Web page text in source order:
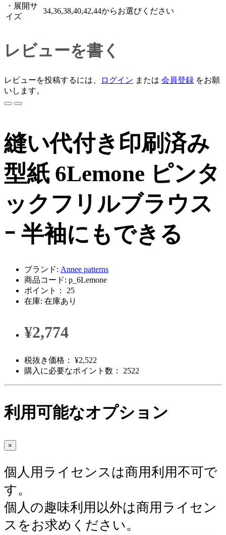
・展開サ
イズ
34,36,38,40,42,44からお選びください
レビューを書く
レビューを投稿するには、 ログイン または 会員登録 をお願
いします。
縫い代付き印刷済み
型紙 6Lemone ピンタ
ックフリルブラウス
ｰ 半袖にもできる
ブランド: Annee patterns
商品コード: p_6Lemone
ポイント： 25
在庫: 在庫あり
¥2,774
税抜き価格： ¥2,522
購入に必要なポイント数： 2522
利用可能なオプション
×
個人用ライセンスは商用利用不可で
す。
個人の趣味利用以外は商用ライセン
スをお求めください。